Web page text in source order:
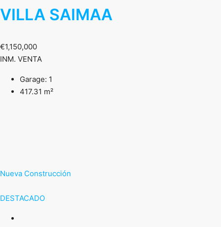
VILLA SAIMAA
€1,150,000
INM. VENTA
Garage: 1
417.31 m²
Nueva Construcción
DESTACADO